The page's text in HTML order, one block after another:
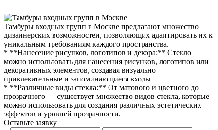
Тамбуры входных групп в Москве предлагают множество
дизайнерских возможностей, позволяющих адаптировать их к
уникальным требованиям каждого пространства.
* **Нанесение рисунков, логотипов и декора:** Стекло
можно использовать для нанесения рисунков, логотипов или
декоративных элементов, создавая визуально
привлекательные и запоминающиеся входы.
* **Различные виды стекла:** От матового и цветного до
прозрачного — существует множество видов стекла, которые
можно использовать для создания различных эстетических
эффектов и уровней прозрачности.
Оставьте заявку